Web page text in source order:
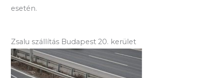
esetén.
Zsalu szállítás Budapest 20. kerület